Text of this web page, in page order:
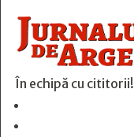
În echipă cu cititorii!